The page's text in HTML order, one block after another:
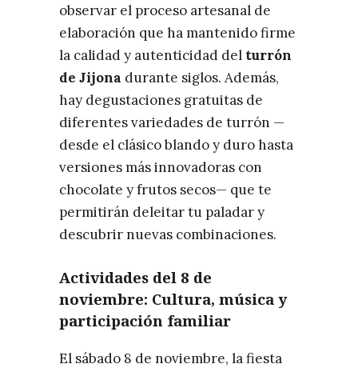
observar el proceso artesanal de
elaboración que ha mantenido firme
la calidad y autenticidad del turrón
de Jijona durante siglos. Además,
hay degustaciones gratuitas de
diferentes variedades de turrón —
desde el clásico blando y duro hasta
versiones más innovadoras con
chocolate y frutos secos— que te
permitirán deleitar tu paladar y
descubrir nuevas combinaciones.
Actividades del 8 de
noviembre: Cultura, música y
participación familiar
El sábado 8 de noviembre, la fiesta